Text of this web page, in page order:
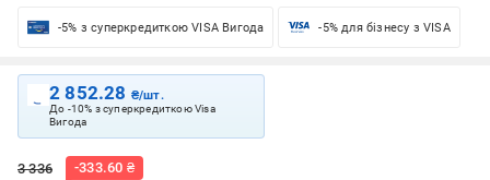
-5% з суперкредиткою VISA Вигода -5% для бізнесу з VISA
2 852.28 ₴/шт.
До -10% з суперкредиткою Visa
Вигода
3 336 -333.60 ₴